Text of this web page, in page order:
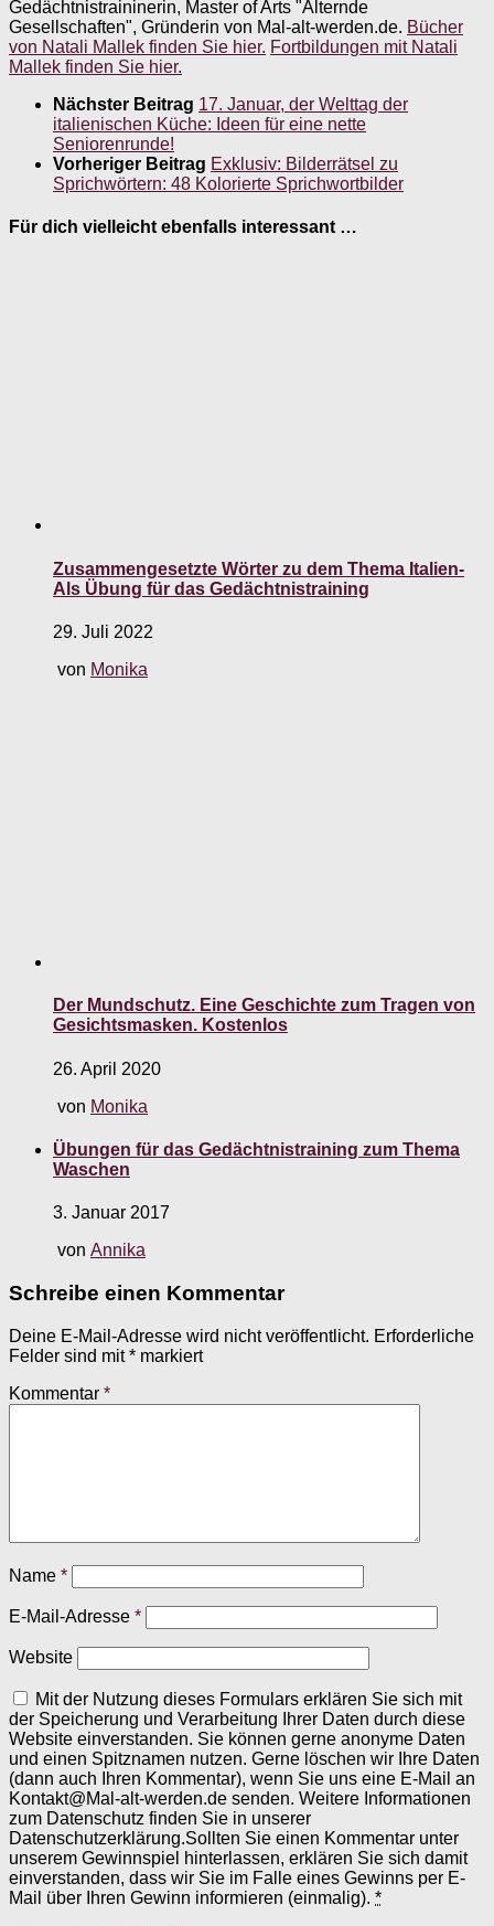
Gedächtnistraininerin, Master of Arts "Alternde
Gesellschaften", Gründerin von Mal-alt-werden.de. Bücher
von Natali Mallek finden Sie hier. Fortbildungen mit Natali
Mallek finden Sie hier.
Nächster Beitrag 17. Januar, der Welttag der
italienischen Küche: Ideen für eine nette
Seniorenrunde!
Vorheriger Beitrag Exklusiv: Bilderrätsel zu
Sprichwörtern: 48 Kolorierte Sprichwortbilder
Für dich vielleicht ebenfalls interessant …
Zusammengesetzte Wörter zu dem Thema Italien-
Als Übung für das Gedächtnistraining
29. Juli 2022
von Monika
Der Mundschutz. Eine Geschichte zum Tragen von
Gesichtsmasken. Kostenlos
26. April 2020
von Monika
Übungen für das Gedächtnistraining zum Thema
Waschen
3. Januar 2017
von Annika
Schreibe einen Kommentar
Deine E-Mail-Adresse wird nicht veröffentlicht. Erforderliche
Felder sind mit* markiert
Kommentar *
Name *
E-Mail-Adresse *
Website
Mit der Nutzung dieses Formulars erklären Sie sich mit
der Speicherung und Verarbeitung Ihrer Daten durch diese
Website einverstanden. Sie können gerne anonyme Daten
und einen Spitznamen nutzen. Gerne löschen wir Ihre Daten
(dann auch Ihren Kommentar), wenn Sie uns eine E-Mail an
Kontakt@Mal-alt-werden.de senden. Weitere Informationen
zum Datenschutz finden Sie in unserer
Datenschutzerklärung.Sollten Sie einen Kommentar unter
unserem Gewinnspiel hinterlassen, erklären Sie sich damit
einverstanden, dass wir Sie im Falle eines Gewinns per E-
Mail über Ihren Gewinn informieren (einmalig). *